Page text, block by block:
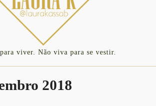
viver. Não viva para se vestir.
2018